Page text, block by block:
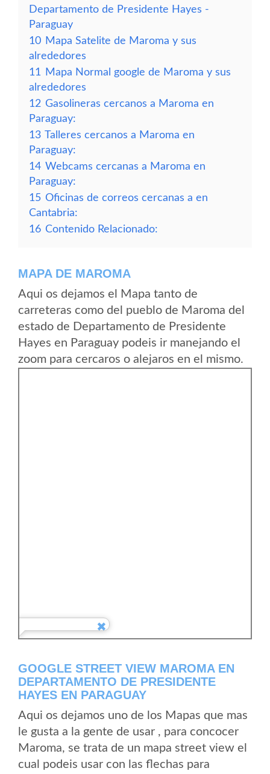
Departamento de Presidente Hayes -
Paraguay
10 Mapa Satelite de Maroma y sus
alrededores
11
Mapa Normal google de Maroma y sus
alrededores
12 Gasolineras cercanos a Maroma en
Paraguay:
13 Talleres cercanos a Maroma en
Paraguay:
14 Webcams cercanas a Maroma en
Paraguay:
15 Oficinas de correos cercanas a en
Cantabria:
16 Contenido Relacionado:
MAPA DE MAROMA
Aqui os dejamos el Mapa tanto de
carreteras como del pueblo de Maroma del
estado de Departamento de Presidente
Hayes en Paraguay podeis ir manejando el
zoom para cercaros o alejaros en el mismo.
GOOGLE STREET VIEW MAROMA EN
DEPARTAMENTO DE PRESIDENTE
HAYES EN PARAGUAY
Aqui os dejamos uno de los Mapas que mas
le gusta a la gente de usar , para concocer
Maroma, se trata de un mapa street view el
cual podeis usar con las flechas para